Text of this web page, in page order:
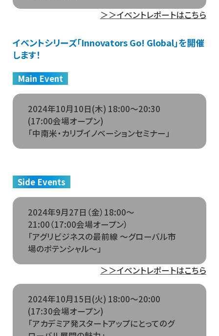
＞＞イベントレポートはこちら
イベントシリーズ「Innovators Go! Global」を開催
します！
Main Event
2024年10月10日(木) 18:00～20:30
(17:00会場オープン)
「中南米・カリブイノベーションセミナー」
Side Events
2024年9月27日（金）18:00～
21:00（17:00会場オープン）
「アグリビジネスの最前線 ～グローバル市
場のポテンシャル～」
＞＞イベントレポートはこちら
2024年10月15日(火) 18:00～20:00
(17:30会場オープン)
「アカデミア発スタートアップにとってのグ